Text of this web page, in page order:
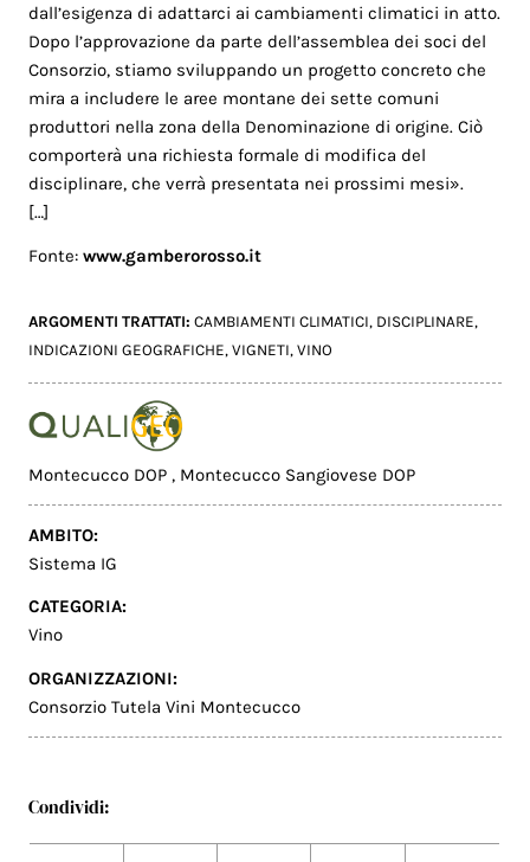
dall’esigenza di adattarci ai cambiamenti climatici in atto.
Dopo l’approvazione da parte dell’assemblea dei soci del
Consorzio, stiamo sviluppando un progetto concreto che
mira a includere le aree montane dei sette comuni
produttori nella zona della Denominazione di origine. Ciò
comporterà una richiesta formale di modifica del
disciplinare, che verrà presentata nei prossimi mesi».
[…]
Fonte:www.gamberorosso.it
ARGOMENTI TRATTATI:CAMBIAMENTI CLIMATICI, DISCIPLINARE,
INDICAZIONI GEOGRAFICHE,VIGNETI,VINO
Montecucco DOP, Montecucco Sangiovese DOP
AMBITO:
Sistema IG
CATEGORIA:
Vino
ORGANIZZAZIONI:
Consorzio Tutela Vini Montecucco
Condividi: